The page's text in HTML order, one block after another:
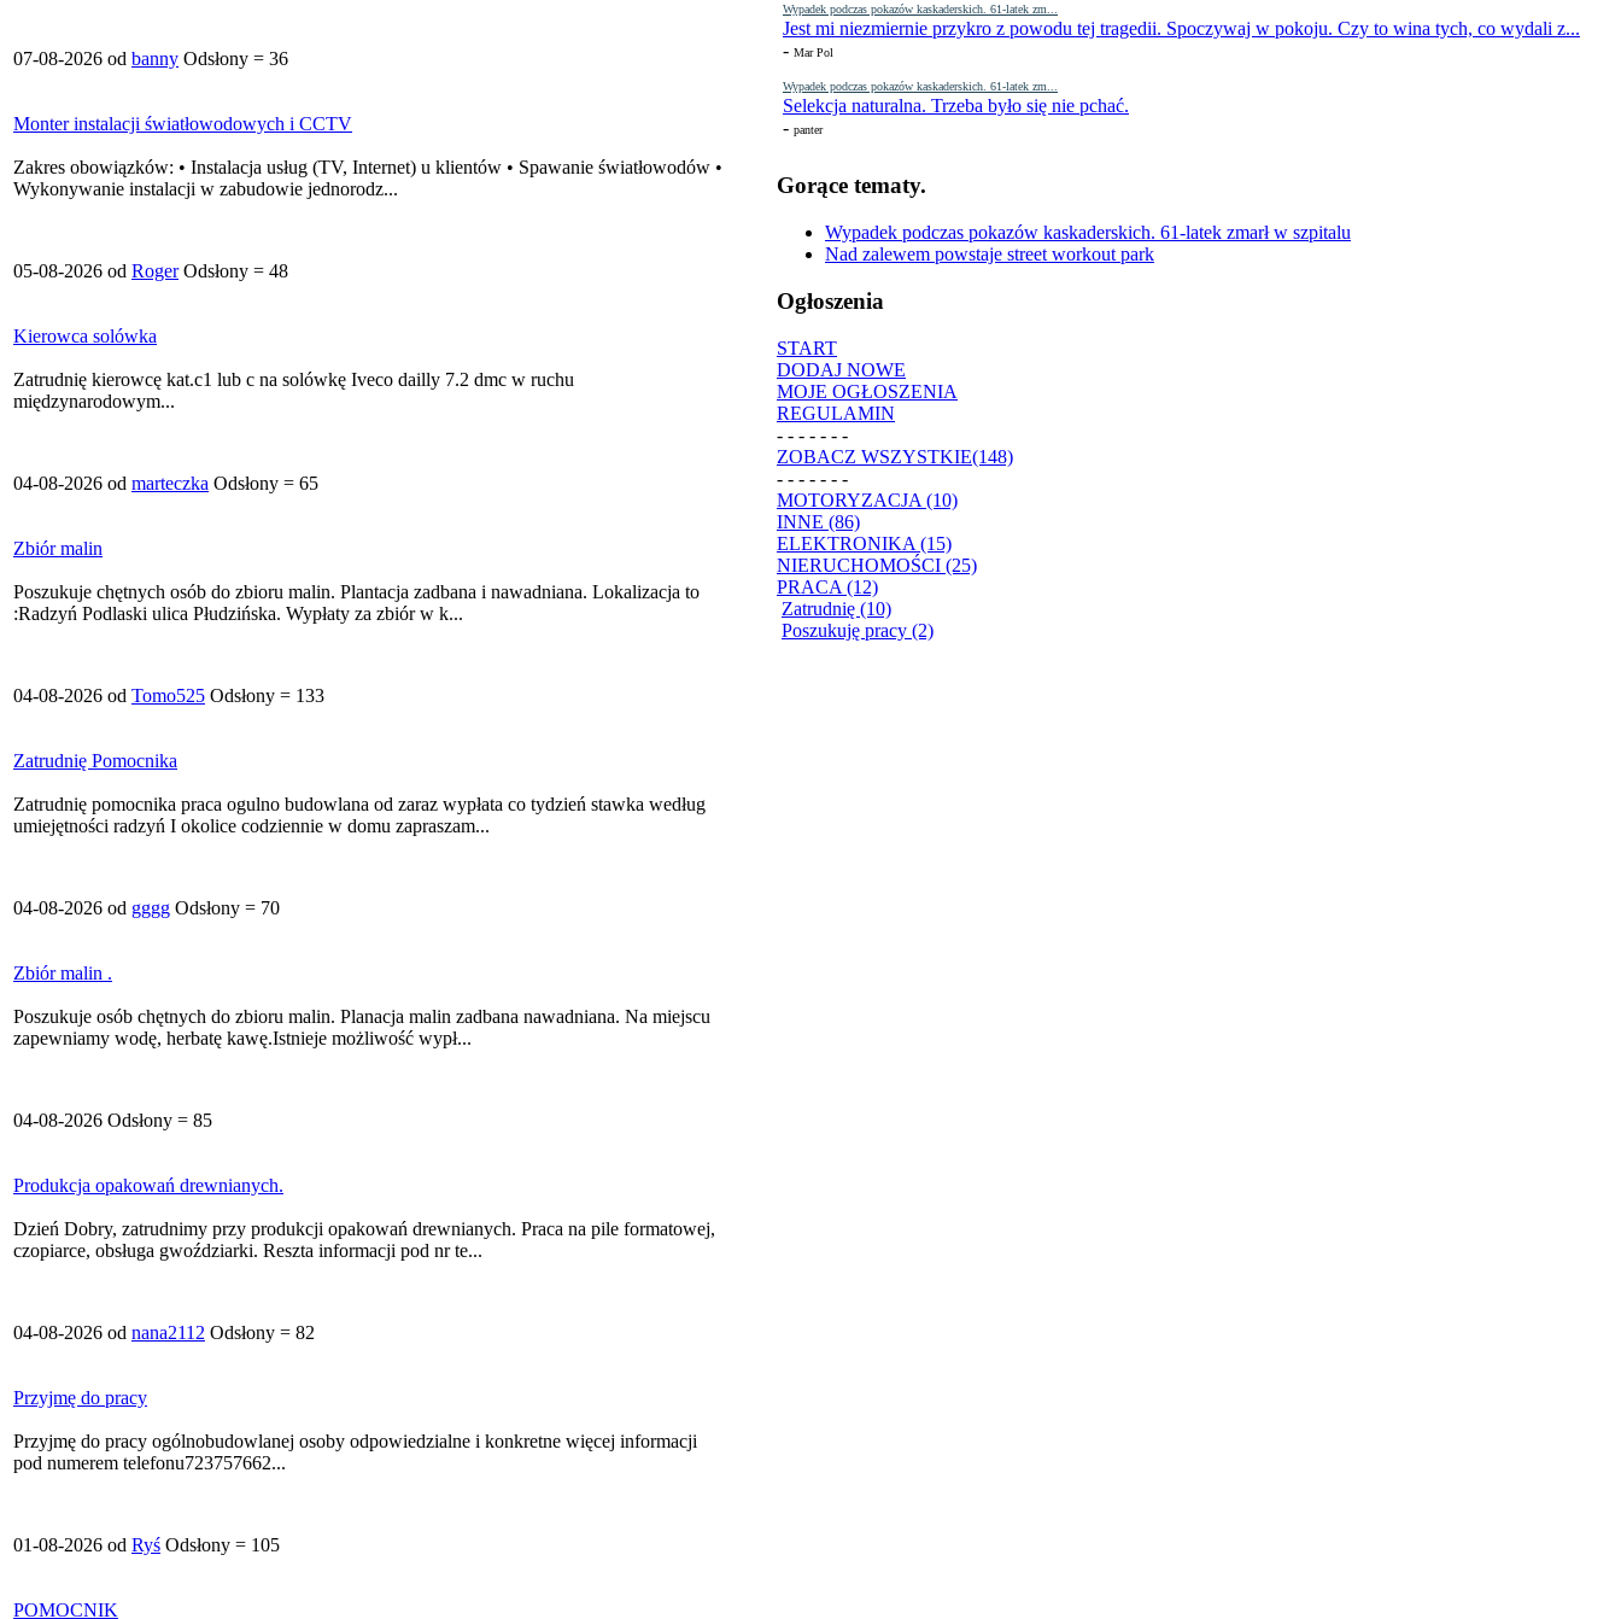
Wypadek podczas pokazów kaskaderskich. 61-latek zm...
Jest mi niezmiernie przykro z powodu tej tragedii. Spoczywaj w pokoju. Czy to wina tych, co wydali z...
- Mar Pol
Wypadek podczas pokazów kaskaderskich. 61-latek zm...
Selekcja naturalna. Trzeba było się nie pchać.
- panter
Gorące tematy.
Wypadek podczas pokazów kaskaderskich. 61-latek zmarł w szpitalu
Nad zalewem powstaje street workout park
Ogłoszenia
START
DODAJ NOWE
MOJE OGŁOSZENIA
REGULAMIN
- - - - - - -
ZOBACZ WSZYSTKIE(148)
- - - - - - -
MOTORYZACJA (10)
INNE (86)
ELEKTRONIKA (15)
NIERUCHOMOŚCI (25)
PRACA (12)
Zatrudnię (10)
Poszukuję pracy (2)
07-08-2026 od banny Odsłony = 36
Monter instalacji światłowodowych i CCTV
Zakres obowiązków: • Instalacja usług (TV, Internet) u klientów • Spawanie światłowodów •
Wykonywanie instalacji w zabudowie jednorodz...
05-08-2026 od RogerOdsłony = 48
Kierowca solówka
Zatrudnię kierowcę kat.c1 lub c na solówkę Iveco dailly 7.2 dmc w ruchu
międzynarodowym...
04-08-2026 od marteczka Odsłony = 65
Zbiór malin
Poszukuje chętnych osób do zbioru malin. Plantacja zadbana i nawadniana. Lokalizacja to
:Radzyń Podlaski ulica Płudzińska. Wypłaty za zbiór w k...
04-08-2026 od Tomo525 Odsłony = 133
Zatrudnię Pomocnika
Zatrudnię pomocnika praca ogulno budowlana od zaraz wypłata co tydzień stawka według
umiejętności radzyń I okolice codziennie w domu zapraszam...
04-08-2026 od gggg Odsłony = 70
Zbiór malin .
Poszukuje osób chętnych do zbioru malin. Planacja malin zadbana nawadniana. Na miejscu
zapewniamy wodę, herbatę kawę.Istnieje możliwość wypł...
04-08-2026 Odsłony = 85
Produkcja opakowań drewnianych.
Dzień Dobry, zatrudnimy przy produkcji opakowań drewnianych. Praca na pile formatowej,
czopiarce, obsługa gwoździarki. Reszta informacji pod nr te...
04-08-2026 od nana2112 Odsłony = 82
Przyjmę do pracy
Przyjmę do pracy ogólnobudowlanej osoby odpowiedzialne i konkretne więcej informacji
pod numerem telefonu723757662...
01-08-2026 od Ryś Odsłony = 105
POMOCNIK